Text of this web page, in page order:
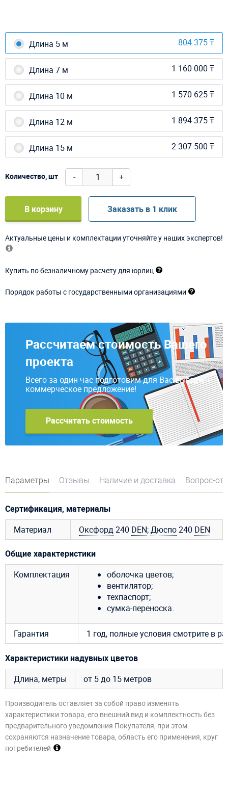
Длина 5 м 804 375 ₸
Длина 7 м 1 160 000 ₸
Длина 10 м 1 570 625 ₸
Длина 12 м 1 894 375 ₸
Длина 15 м 2 307 500 ₸
Количество, шт - +
В корзину Заказать в 1 клик
Актуальные цены и комплектации уточняйте у наших экспертов!
Купить по безналичному расчету для юрлиц
Порядок работы с государственными организациями
Рассчитаем стоимость Вашего
проекта
Всего за один час подготовим для Вас выгодное
коммерческое предложение!
Рассчитать стоимость
Параметры Отзывы Наличие и доставка Вопрос-
Сертификация, материалы
Материал
Оксфорд240 DEN;Дюспо240 DEN
Общие характеристики
Комплектация
оболочка цветов;
вентилятор;
техпаспорт;
сумка-переноска.
Гарантия 1 год, полные условия смотрите в
Характеристики надувных цветов
Длина, метры
от 5 до 15 метров
Производитель оставляет за собой право изменять
характеристики товара, его внешний вид и комплектность без
предварительного уведомления Покупателя, при этом
сохраняются назначение товара, область его применения, круг
потребителей